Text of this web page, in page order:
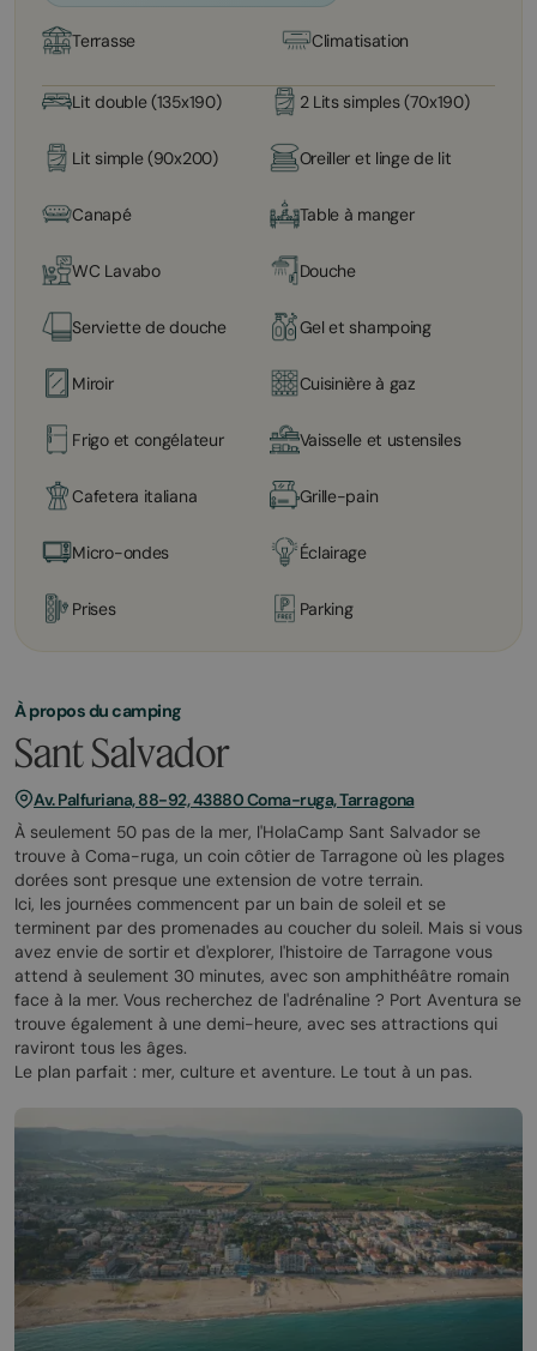
Terrasse Climatisation
Lit double (135x190) 2 Lits simples (70x190)
Lit simple (90x200) Oreiller et linge de lit
Canapé Table à manger
WC Lavabo Douche
Serviette de douche Gel et shampoing
Miroir Cuisinière à gaz
Frigo et congélateur Vaisselle et ustensiles
Cafetera italiana Grille-pain
Micro-ondes Éclairage
Prises Parking
À propos du camping
Sant Salvador
Av. Palfuriana, 88-92, 43880 Coma-ruga, Tarragona
À seulement 50 pas de la mer, l'HolaCamp Sant Salvador se
trouve à Coma-ruga, un coin côtier de Tarragone où les plages
dorées sont presque une extension de votre terrain.
Ici, les journées commencent par un bain de soleil et se
terminent par des promenades au coucher du soleil. Mais si vous
avez envie de sortir et d'explorer, l'histoire de Tarragone vous
attend à seulement 30 minutes, avec son amphithéâtre romain
face à la mer. Vous recherchez de l'adrénaline ? Port Aventura se
trouve également à une demi-heure, avec ses attractions qui
raviront tous les âges.
Le plan parfait : mer, culture et aventure. Le tout à un pas.